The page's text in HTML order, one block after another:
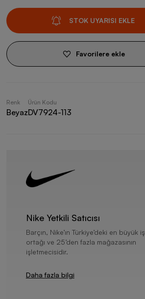
STOK UYARISI EKLE
Favorilere ekle
Renk
Beyaz
Ürün Kodu
DV7924-113
Nike Yetkili Satıcısı
Barçın, Nike’ın Türkiye’deki en büyük iş
ortağı ve 25’den fazla mağazasının
işletmecisidir.
Daha fazla bilgi